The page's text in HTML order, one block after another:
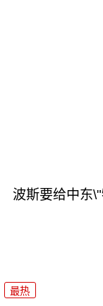
波斯要给中东
最热